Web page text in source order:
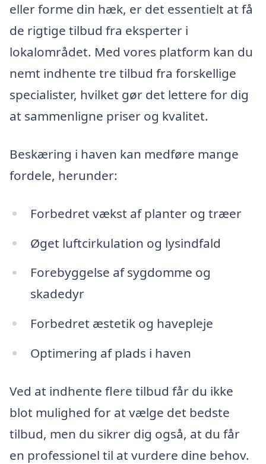
eller forme din hæk, er det essentielt at få
de rigtige tilbud fra eksperter i
lokalområdet. Med vores platform kan du
nemt indhente tre tilbud fra forskellige
specialister, hvilket gør det lettere for dig
at sammenligne priser og kvalitet.
Beskæring i haven kan medføre mange
fordele, herunder:
Forbedret vækst af planter og træer
Øget luftcirkulation og lysindfald
Forebyggelse af sygdomme og
skadedyr
Forbedret æstetik og havepleje
Optimering af plads i haven
Ved at indhente flere tilbud får du ikke
blot mulighed for at vælge det bedste
tilbud, men du sikrer dig også, at du får
en professionel til at vurdere dine behov.